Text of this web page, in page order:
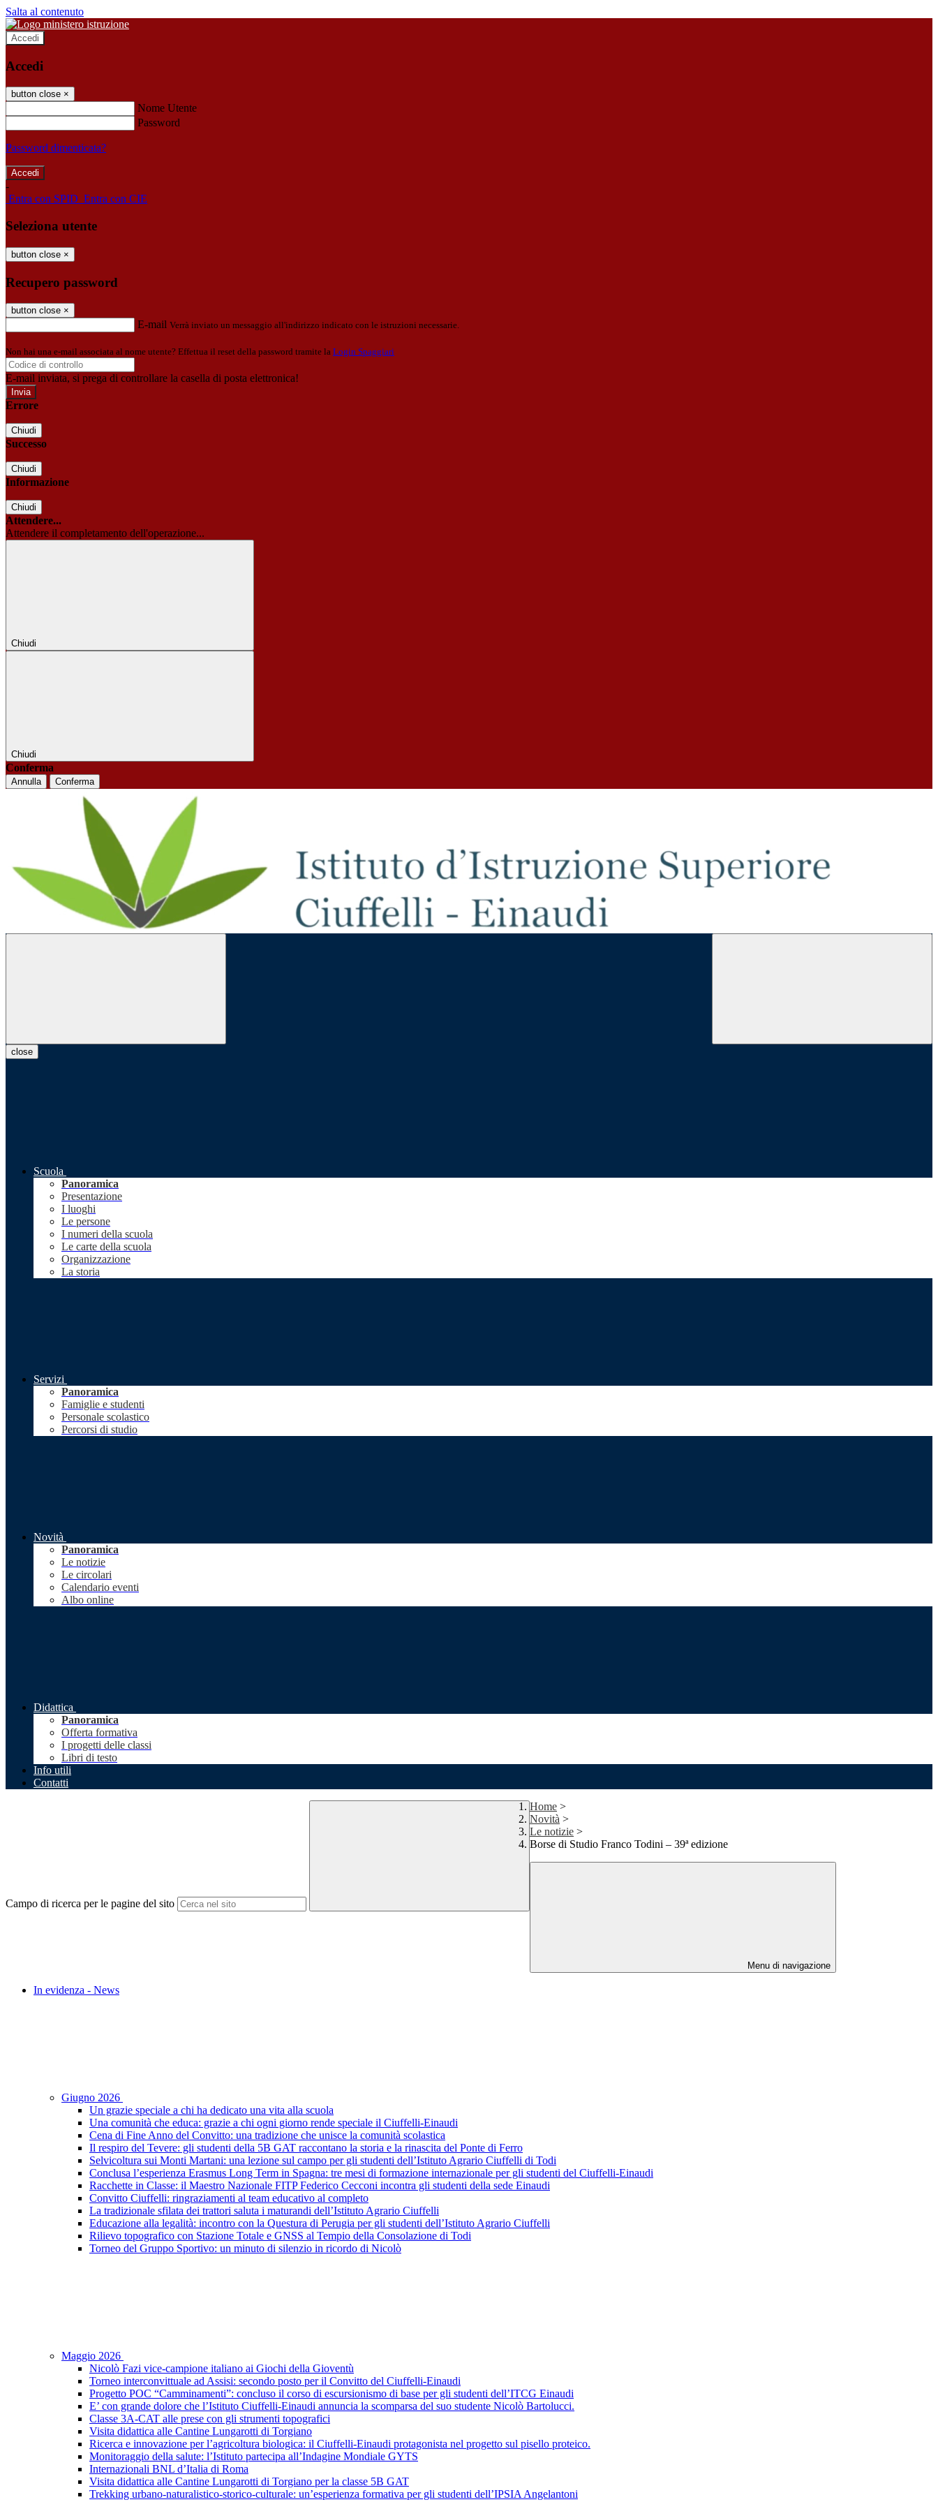
Salta al contenuto
Accedi
Accedi
button close ×
Nome Utente
Password
Password dimenticata?
-
Entra con SPID Entra con CIE
Seleziona utente
button close ×
Recupero password
button close ×
E-mail Verrà inviato un messaggio all'indirizzo indicato con le istruzioni necessarie.
Non hai una e-mail associata al nome utente? Effettua il reset della password tramite la Login Spaggiari
E-mail inviata, si prega di controllare la casella di posta elettronica!
Errore
Chiudi
Successo
Chiudi
Informazione
Chiudi
Attendere...
Attendere il completamento dell'operazione...
Chiudi
Chiudi
Conferma
Annulla Conferma
close
Scuola
Panoramica
Presentazione
I luoghi
Le persone
I numeri della scuola
Le carte della scuola
Organizzazione
La storia
Servizi
Panoramica
Famiglie e studenti
Personale scolastico
Percorsi di studio
Novità
Panoramica
Le notizie
Le circolari
Calendario eventi
Albo online
Didattica
Panoramica
Offerta formativa
I progetti delle classi
Libri di testo
Info utili
Contatti
Campo di ricerca per le pagine del sito
Home >
Novità >
Le notizie >
Borse di Studio Franco Todini – 39ª edizione
Menu di navigazione
In evidenza - News
Giugno 2026
Un grazie speciale a chi ha dedicato una vita alla scuola
Una comunità che educa: grazie a chi ogni giorno rende speciale il Ciuffelli-Einaudi
Cena di Fine Anno del Convitto: una tradizione che unisce la comunità scolastica
Il respiro del Tevere: gli studenti della 5B GAT raccontano la storia e la rinascita del Ponte di Ferro
Selvicoltura sui Monti Martani: una lezione sul campo per gli studenti dell’Istituto Agrario Ciuffelli di Todi
Conclusa l’esperienza Erasmus Long Term in Spagna: tre mesi di formazione internazionale per gli studenti del Ciuffelli-Einaudi
Racchette in Classe: il Maestro Nazionale FITP Federico Cecconi incontra gli studenti della sede Einaudi
Convitto Ciuffelli: ringraziamenti al team educativo al completo
La tradizionale sfilata dei trattori saluta i maturandi dell’Istituto Agrario Ciuffelli
Educazione alla legalità: incontro con la Questura di Perugia per gli studenti dell’Istituto Agrario Ciuffelli
Rilievo topografico con Stazione Totale e GNSS al Tempio della Consolazione di Todi
Torneo del Gruppo Sportivo: un minuto di silenzio in ricordo di Nicolò
Maggio 2026
Nicolò Fazi vice-campione italiano ai Giochi della Gioventù
Torneo interconvittuale ad Assisi: secondo posto per il Convitto del Ciuffelli-Einaudi
Progetto POC “Camminamenti”: concluso il corso di escursionismo di base per gli studenti dell’ITCG Einaudi
E’ con grande dolore che l’Istituto Ciuffelli-Einaudi annuncia la scomparsa del suo studente Nicolò Bartolucci.
Classe 3A-CAT alle prese con gli strumenti topografici
Visita didattica alle Cantine Lungarotti di Torgiano
Ricerca e innovazione per l’agricoltura biologica: il Ciuffelli-Einaudi protagonista nel progetto sul pisello proteico.
Monitoraggio della salute: l’Istituto partecipa all’Indagine Mondiale GYTS
Internazionali BNL d’Italia di Roma
Visita didattica alle Cantine Lungarotti di Torgiano per la classe 5B GAT
Trekking urbano-naturalistico-storico-culturale: un’esperienza formativa per gli studenti dell’IPSIA Angelantoni